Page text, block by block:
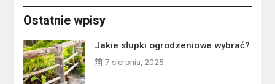
Ostatnie wpisy
Jakie słupki ogrodzeniowe wybrać?
7 sierpnia, 2025